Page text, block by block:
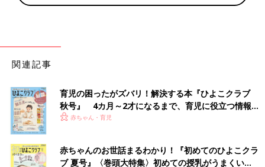
関連記事
育児の困ったがズバリ！解決する本『ひよこクラブ
秋号』 4カ月～2才になるまで、育児に役立つ情報が
いっぱい！
赤ちゃん・育児
赤ちゃんのお世話まるわかり！『初めてのひよこクラ
ブ 夏号』〈巻頭大特集〉初めての授乳がうまくい